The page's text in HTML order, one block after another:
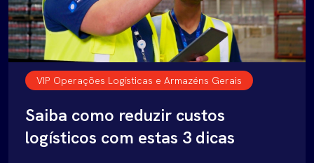
VIP Operações Logísticas e Armazéns Gerais
Saiba como reduzir custos
logísticos com estas 3 dicas